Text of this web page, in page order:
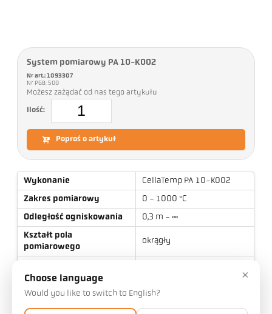
System pomiarowy PA 10-K002
Nr art.: 1093307
Nr PGB: 500
Możesz zażądać od nas tego artykułu
Ilość:
Poproś o artykuł
Wykonanie
CellaTemp PA 10-K002
Zakres pomiarowy
0 - 1000 °C
Odległość ogniskowania
0,3 m - ∞
Kształt pola
pomiarowego
okrągły
Obiektyw
×
Choose language
Would you like to switch to English?